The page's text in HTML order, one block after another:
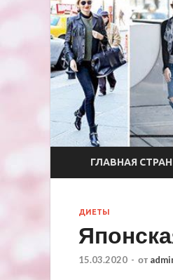
ГЛАВНАЯ
ДИЕТЫ
15.03.2020 - от